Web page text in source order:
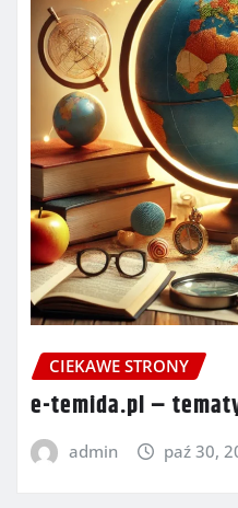
CIEKAWE STRONY
e-temida.pl –
admin paź 30,